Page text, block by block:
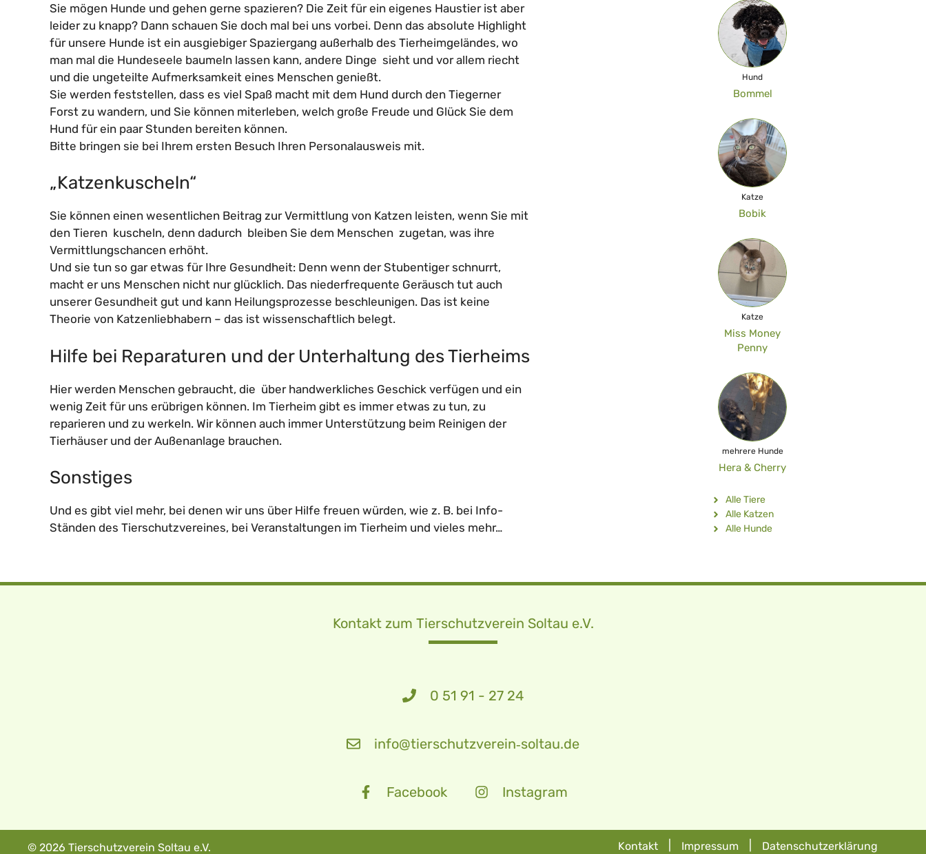
Sie mögen Hunde und gehen gerne spazieren? Die Zeit für ein eigenes Haustier ist aber
leider zu knapp? Dann schauen Sie doch mal bei uns vorbei. Denn das absolute Highlight
für unsere Hunde ist ein ausgiebiger Spaziergang außerhalb des Tierheimgeländes, wo
man mal die Hundeseele baumeln lassen kann, andere Dinge sieht und vor allem riecht
und die ungeteilte Aufmerksamkeit eines Menschen genießt.
Sie werden feststellen, dass es viel Spaß macht mit dem Hund durch den Tiegerner
Forst zu wandern, und Sie können miterleben, welch große Freude und Glück Sie dem
Hund für ein paar Stunden bereiten können.
Bitte bringen sie bei Ihrem ersten Besuch Ihren Personalausweis mit.
„Katzenkuscheln“
Sie können einen wesentlichen Beitrag zur Vermittlung von Katzen leisten, wenn Sie mit
den Tieren kuscheln, denn dadurch bleiben Sie dem Menschen zugetan, was ihre
Vermittlungschancen erhöht.
Und sie tun so gar etwas für Ihre Gesundheit: Denn wenn der Stubentiger schnurrt,
macht er uns Menschen nicht nur glücklich. Das niederfrequente Geräusch tut auch
unserer Gesundheit gut und kann Heilungsprozesse beschleunigen. Das ist keine
Theorie von Katzenliebhabern – das ist wissenschaftlich belegt.
Hilfe bei Reparaturen und der Unterhaltung des Tierheims
Hier werden Menschen gebraucht, die über handwerkliches Geschick verfügen und ein
wenig Zeit für uns erübrigen können. Im Tierheim gibt es immer etwas zu tun, zu
reparieren und zu werkeln. Wir können auch immer Unterstützung beim Reinigen der
Tierhäuser und der Außenanlage brauchen.
Sonstiges
Und es gibt viel mehr, bei denen wir uns über Hilfe freuen würden, wie z. B. bei Info-
Ständen des Tierschutzvereines, bei Veranstaltungen im Tierheim und vieles mehr…
Hund
Bommel
Katze
Bobik
Katze
Miss Money
Penny
mehrere Hunde
Hera & Cherry
Alle Tiere
Alle Katzen
Alle Hunde
Kontakt zum Tierschutzverein Soltau e.V.
0 51 91 - 27 24
info@tierschutzverein‑soltau.de
Facebook Instagram
© 2026 Tierschutzverein Soltau e.V. Kontakt Impressum Datenschutzerklärung